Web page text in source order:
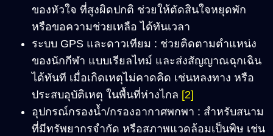
ของหัวใจ ที่สูงผิดปกติ ช่วยให้ตัดสินใจหยุดพัก
หรือขอความช่วยเหลือ ได้ทันเวลา
ระบบ GPS และดาวเทียม : ช่วยติดตามตำแหน่ง
ของนักกีฬา แบบเรียลไทม์ และส่งสัญญาณฉุกเฉิน
ได้ทันที เมื่อเกิดเหตุไม่คาดคิด เช่นหลงทาง หรือ
ประสบอุบัติเหตุ ในพื้นที่ห่างไกล [2]
อุปกรณ์กรองน้ำ/กรองอากาศพกพา : สำหรับสนาม
ที่มีทรัพยากรจำกัด หรือสภาพแวดล้อมเป็นพิษ เช่น